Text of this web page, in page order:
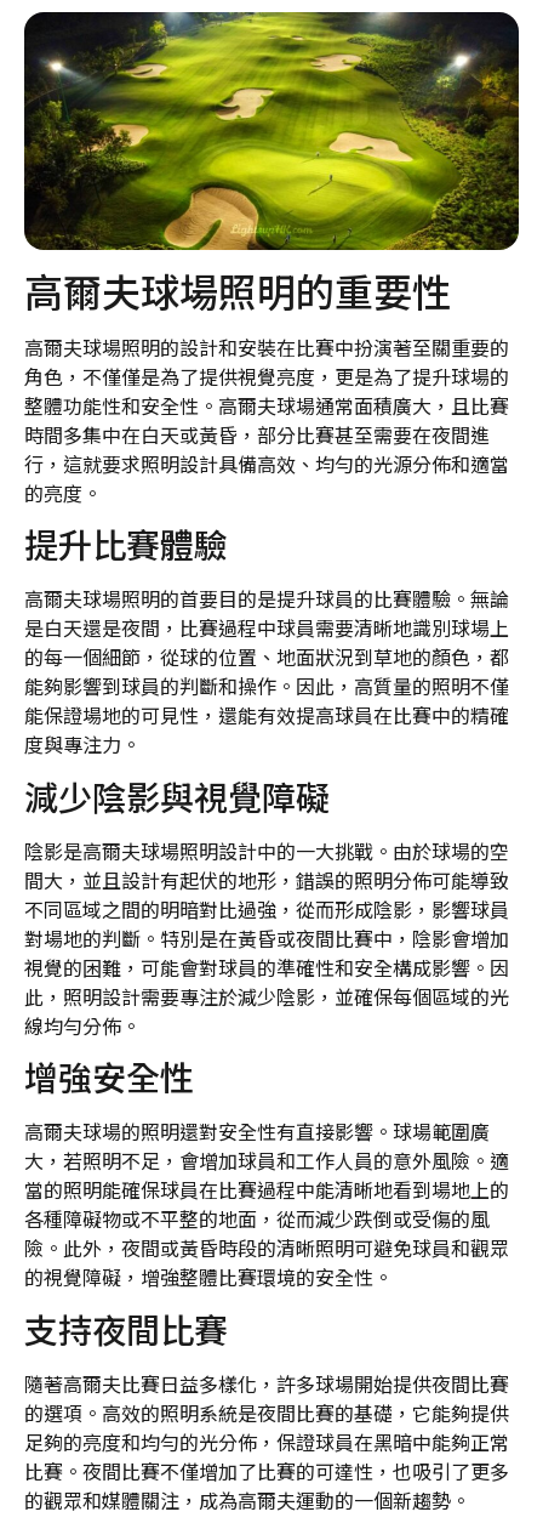
高爾夫球場照明的重要性
高爾夫球場照明的設計和安裝在比賽中扮演著至關重要的
角色，不僅僅是為了提供視覺亮度，更是為了提升球場的
整體功能性和安全性。高爾夫球場通常面積廣大，且比賽
時間多集中在白天或黃昏，部分比賽甚至需要在夜間進
行，這就要求照明設計具備高效、均勻的光源分佈和適當
的亮度。
提升比賽體驗
高爾夫球場照明的首要目的是提升球員的比賽體驗。無論
是白天還是夜間，比賽過程中球員需要清晰地識別球場上
的每一個細節，從球的位置、地面狀況到草地的顏色，都
能夠影響到球員的判斷和操作。因此，高質量的照明不僅
能保證場地的可見性，還能有效提高球員在比賽中的精確
度與專注力。
減少陰影與視覺障礙
陰影是高爾夫球場照明設計中的一大挑戰。由於球場的空
間大，並且設計有起伏的地形，錯誤的照明分佈可能導致
不同區域之間的明暗對比過強，從而形成陰影，影響球員
對場地的判斷。特別是在黃昏或夜間比賽中，陰影會增加
視覺的困難，可能會對球員的準確性和安全構成影響。因
此，照明設計需要專注於減少陰影，並確保每個區域的光
線均勻分佈。
增強安全性
高爾夫球場的照明還對安全性有直接影響。球場範圍廣
大，若照明不足，會增加球員和工作人員的意外風險。適
當的照明能確保球員在比賽過程中能清晰地看到場地上的
各種障礙物或不平整的地面，從而減少跌倒或受傷的風
險。此外，夜間或黃昏時段的清晰照明可避免球員和觀眾
的視覺障礙，增強整體比賽環境的安全性。
支持夜間比賽
隨著高爾夫比賽日益多樣化，許多球場開始提供夜間比賽
的選項。高效的照明系統是夜間比賽的基礎，它能夠提供
足夠的亮度和均勻的光分佈，保證球員在黑暗中能夠正常
比賽。夜間比賽不僅增加了比賽的可達性，也吸引了更多
的觀眾和媒體關注，成為高爾夫運動的一個新趨勢。